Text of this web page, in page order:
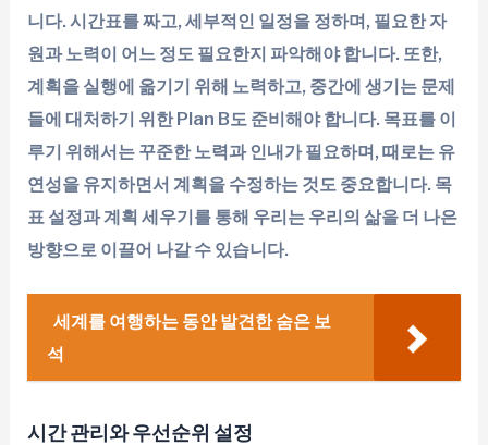
니다. 시간표를 짜고, 세부적인 일정을 정하며, 필요한 자
원과 노력이 어느 정도 필요한지 파악해야 합니다. 또한,
계획을 실행에 옮기기 위해 노력하고, 중간에 생기는 문제
들에 대처하기 위한 Plan B도 준비해야 합니다. 목표를 이
루기 위해서는 꾸준한 노력과 인내가 필요하며, 때로는 유
연성을 유지하면서 계획을 수정하는 것도 중요합니다. 목
표 설정과 계획 세우기를 통해 우리는 우리의 삶을 더 나은
방향으로 이끌어 나갈 수 있습니다.
세계를 여행하는 동안 발견한 숨은 보
석
시간 관리와 우선순위 설정